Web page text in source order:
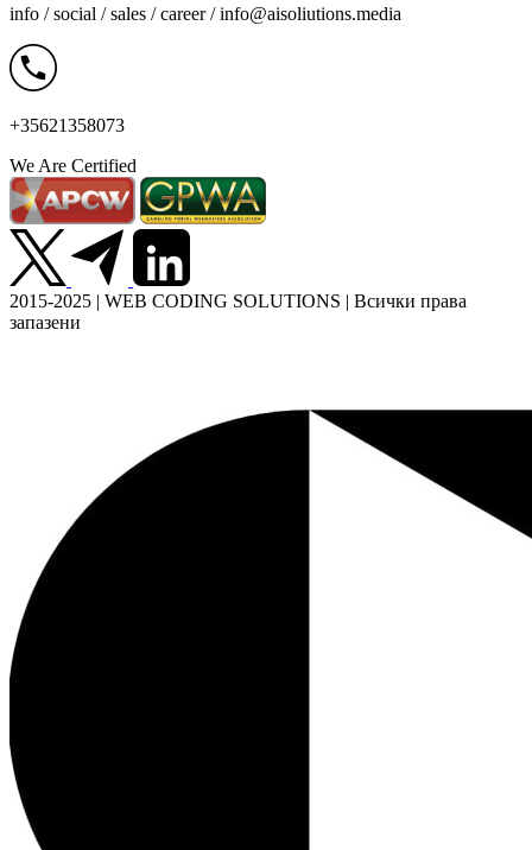
info / social / sales / career /info@aisoliutions.media
+35621358073
We Are Certified
2015-2025 | WEB CODING SOLUTIONS | Всички права
запазени